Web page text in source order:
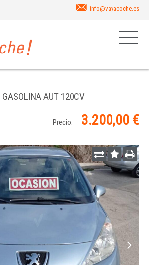
info@vayacoche.es
AUT 120CV
Precio: 3.200,00 €